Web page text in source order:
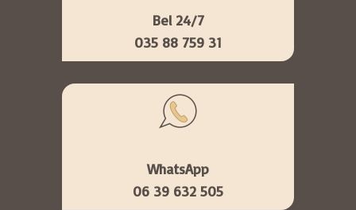
Bel 24/7
035 88 759 31
WhatsApp
06 39 632 505